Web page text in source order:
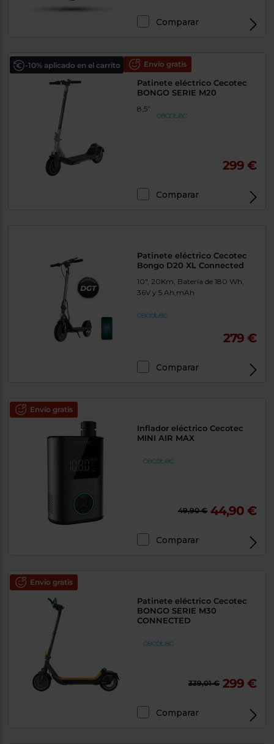
Comparar
-10% aplicado en el carrito Envío gratis
Patinete eléctrico Cecotec
BONGO SERIE M20
8,5”
299 €
Comparar
Patinete eléctrico Cecotec
Bongo D20 XL Connected
10", 20Km, Batería de 180 Wh,
36V y 5 Ah,mAh
279 €
Comparar
Envío gratis
Inflador eléctrico Cecotec
MINI AIR MAX
49,90 € 44,90 €
Comparar
Envío gratis
Patinete eléctrico Cecotec
BONGO SERIE M30
CONNECTED
339,01 € 299 €
Comparar